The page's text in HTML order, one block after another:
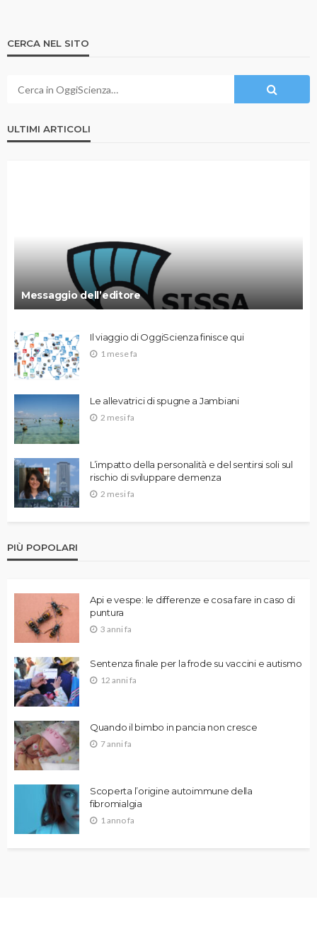
CERCA NEL SITO
ULTIMI ARTICOLI
Messaggio dell’editore
Il viaggio di OggiScienza finisce qui
1 mese fa
Le allevatrici di spugne a Jambiani
2 mesi fa
L’impatto della personalità e del sentirsi soli sul
rischio di sviluppare demenza
2 mesi fa
PIÙ POPOLARI
Api e vespe: le differenze e cosa fare in caso di
puntura
3 anni fa
Sentenza finale per la frode su vaccini e autismo
12 anni fa
Quando il bimbo in pancia non cresce
7 anni fa
Scoperta l’origine autoimmune della
fibromialgia
1 anno fa